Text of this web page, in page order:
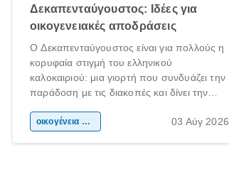
Δεκαπενταύγουστος: Ιδέες για
οικογενειακές αποδράσεις
Ο Δεκαπενταύγουστος είναι για πολλούς η
κορυφαία στιγμή του ελληνικού
καλοκαιριού: μια γιορτή που συνδυάζει την
παράδοση με τις διακοπές και δίνει την
χώρας. Είτε πρόκειται για λίγες μέρες
οικογένεια & παιδί 03 Αύγ 2026